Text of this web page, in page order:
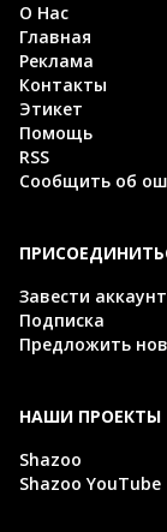
О Нас
Главная
Реклама
Контакты
Этикет
Помощь
RSS
Сообщить об
Завести аккаунт
Подписка
Предложить
НАШИ ПРОЕКТЫ
Shazoo
Shazoo YouTube